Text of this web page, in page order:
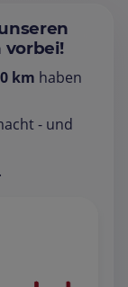
vorbei!
km haben
- und